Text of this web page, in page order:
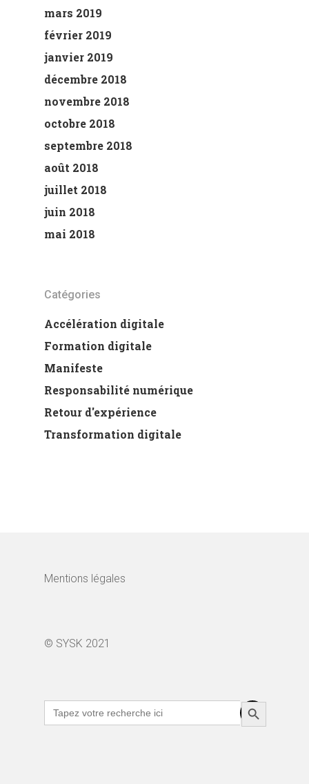
mars 2019
février 2019
janvier 2019
décembre 2018
novembre 2018
octobre 2018
septembre 2018
août 2018
juillet 2018
juin 2018
mai 2018
Catégories
Accélération digitale
Formation digitale
Manifeste
Responsabilité numérique
Retour d'expérience
Transformation digitale
Mentions légales
© SYSK 2021
Search
for:
Search Button